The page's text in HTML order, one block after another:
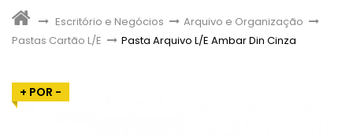
> Escritório e Negócios > Arquivo e Organização >
Pastas Cartão L/E > Pasta Arquivo L/E Ambar Din Cinza
+ POR -